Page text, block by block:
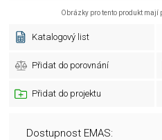
Obrázky pro tento produkt
Katalogový list
Přidat do porovnání
Přidat do projektu
Dostupnost EMAS: